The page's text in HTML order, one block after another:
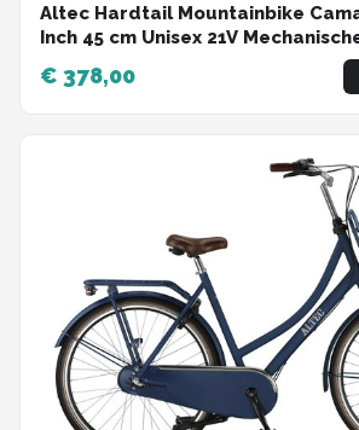
Altec Hardtail Mountainbike
Inch 45 cm Unisex 21V
€ 378,00